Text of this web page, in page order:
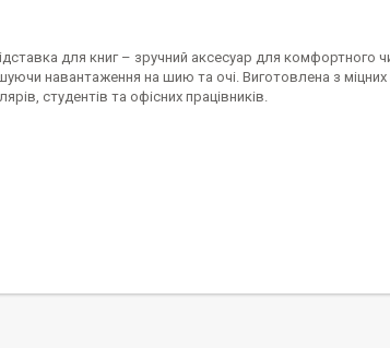
для книг – зручний аксесуар для комфортного
навантаження на шию та очі. Виготовлена з міцних
студентів та офісних працівників.